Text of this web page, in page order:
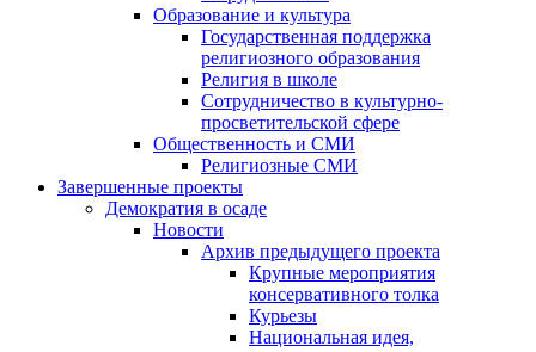
Образование и культура
Государственная поддержка
религиозного образования
Религия в школе
Сотрудничество в культурно-
просветительской сфере
Общественность и СМИ
Религиозные СМИ
Завершенные проекты
Демократия в осаде
Новости
Архив предыдущего проекта
Крупные мероприятия
консервативного толка
Курьезы
Национальная идея,